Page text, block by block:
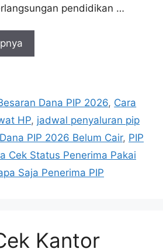
pendidikan …
Dana PIP 2026, Cara
HP, jadwal penyaluran pip
PIP 2026 Belum Cair, PIP
Cek Status Penerima Pakai
Saja Penerima PIP
Kantor